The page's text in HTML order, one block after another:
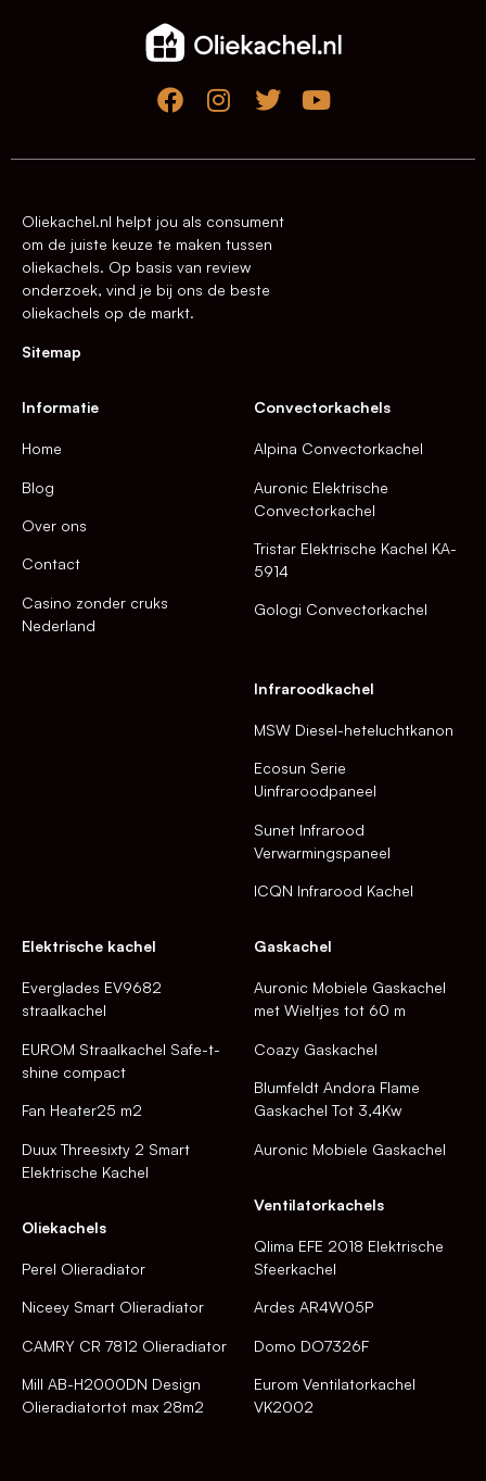
Oliekachel.nl helpt jou als consument
om de juiste keuze te maken tussen
oliekachels. Op basis van review
onderzoek, vind je bij ons de beste
oliekachels op de markt.
Sitemap
Informatie
Home
Blog
Over ons
Contact
Casino zonder cruks
Nederland
Convectorkachels
Alpina Convectorkachel
Auronic Elektrische
Convectorkachel
Tristar Elektrische Kachel KA-
5914
Gologi Convectorkachel
Infraroodkachel
MSW Diesel-heteluchtkanon
Ecosun Serie
Uinfraroodpaneel
Sunet Infrarood
Verwarmingspaneel
ICQN Infrarood Kachel
Elektrische kachel
Everglades EV9682
straalkachel
EUROM Straalkachel Safe-t-
shine compact
Fan Heater25 m2
Duux Threesixty 2 Smart
Elektrische Kachel
Oliekachels
Perel Olieradiator
Niceey Smart Olieradiator
CAMRY CR 7812 Olieradiator
Mill AB-H2000DN Design
Olieradiatortot max 28m2
Gaskachel
Auronic Mobiele Gaskachel
met Wieltjes tot 60 m
Coazy Gaskachel
Blumfeldt Andora Flame
Gaskachel Tot 3,4Kw
Auronic Mobiele Gaskachel
Ventilatorkachels
Qlima EFE 2018 Elektrische
Sfeerkachel
Ardes AR4W05P
Domo DO7326F
Eurom Ventilatorkachel
VK2002